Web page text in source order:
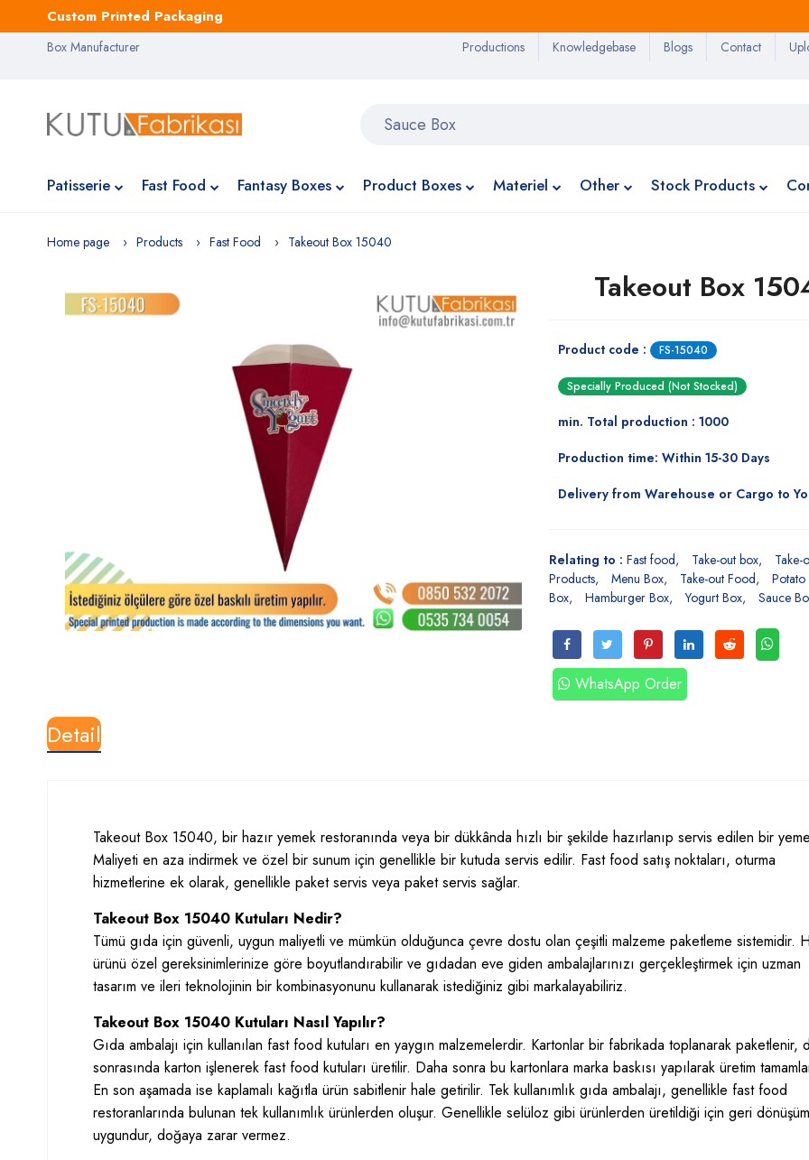
Custom Printed Packaging
Box Manufacturer Productions Knowledgebase Blogs Contact
Patisserie Fast Food Fantasy Boxes Product Boxes Materiel Other Stock Products
Home page Products Fast Food Takeout Box 15040
Takeout Box
Product code : FS-15040
Specially Produced (Not Stocked)
min. Total production : 1000
Production time: Within 15-30 Days
Delivery from Warehouse or Cargo to
Relating to : Fast food Take-out box
Take-
Products
Menu Box Take-out Food Potato
Box
Hamburger Box Yogurt Box Sauce
WhatsApp Order
Detail
Takeout Box 15040, bir hazır yemek restoranında veya bir dükkânda hızlı bir şekilde hazırlanıp servis edilen bir
Maliyeti en aza indirmek ve özel bir sunum için genellikle bir kutuda servis edilir. Fast food satış noktaları, oturma
hizmetlerine ek olarak, genellikle paket servis veya paket servis sağlar.
Takeout Box 15040 Kutuları Nedir?
Tümü gıda için güvenli, uygun maliyetli ve mümkün olduğunca çevre dostu olan çeşitli malzeme paketleme sistemidir.
ürünü özel gereksinimlerinize göre boyutlandırabilir ve gıdadan eve giden ambalajlarınızı gerçekleştirmek için uzman
tasarım ve ileri teknolojinin bir kombinasyonunu kullanarak istediğiniz gibi markalayabiliriz.
Takeout Box 15040 Kutuları Nasıl Yapılır?
Gıda ambalajı için kullanılan fast food kutuları en yaygın malzemelerdir. Kartonlar bir fabrikada toplanarak paketlenir,
sonrasında karton işlenerek fast food kutuları üretilir. Daha sonra bu kartonlara marka baskısı yapılarak üretim
En son aşamada ise kaplamalı kağıtla ürün sabitlenir hale getirilir. Tek kullanımlık gıda ambalajı, genellikle fast food
restoranlarında bulunan tek kullanımlık ürünlerden oluşur. Genellikle selüloz gibi ürünlerden üretildiği için geri
uygundur, doğaya zarar vermez.